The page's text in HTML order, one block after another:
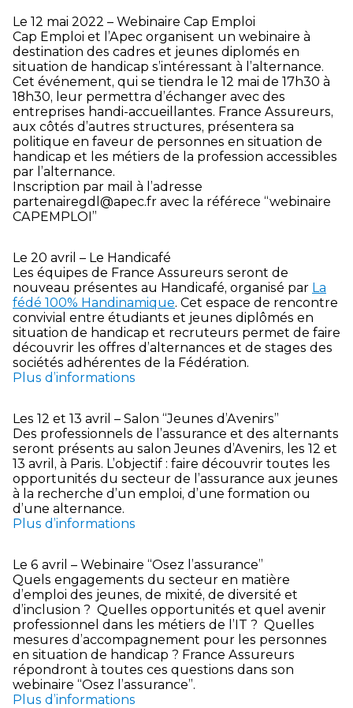
Le 12 mai 2022 – Webinaire Cap Emploi
Cap Emploi et l’Apec organisent un webinaire à
destination des cadres et jeunes diplomés en
situation de handicap s’intéressant à l’alternance.
Cet événement, qui se tiendra le 12 mai de 17h30 à
18h30, leur permettra d’échanger avec des
entreprises handi-accueillantes. France Assureurs,
aux côtés d’autres structures, présentera sa
politique en faveur de personnes en situation de
handicap et les métiers de la profession accessibles
par l’alternance.
Inscription par mail à l’adresse
partenairegdl@apec.fr avec la référece “webinaire
CAPEMPLOI”
Le 20 avril – Le Handicafé
Les équipes de France Assureurs seront de
nouveau présentes au Handicafé, organisé par La
fédé 100% Handinamique. Cet espace de rencontre
convivial entre étudiants et jeunes diplômés en
situation de handicap et recruteurs permet de faire
découvrir les offres d’alternances et de stages des
sociétés adhérentes de la Fédération.
Plus d’informations
Les 12 et 13 avril – Salon “Jeunes d’Avenirs”
Des professionnels de l’assurance et des alternants
seront présents au salon Jeunes d’Avenirs, les 12 et
13 avril, à Paris. L’objectif : faire découvrir toutes les
opportunités du secteur de l’assurance aux jeunes
à la recherche d’un emploi, d’une formation ou
d’une alternance.
Plus d’informations
Le 6 avril – Webinaire “Osez l’assurance”
Quels engagements du secteur en matière
d’emploi des jeunes, de mixité, de diversité et
d’inclusion ? Quelles opportunités et quel avenir
professionnel dans les métiers de l’IT ? Quelles
mesures d’accompagnement pour les personnes
en situation de handicap ? France Assureurs
répondront à toutes ces questions dans son
webinaire “Osez l’assurance”.
Plus d’informations